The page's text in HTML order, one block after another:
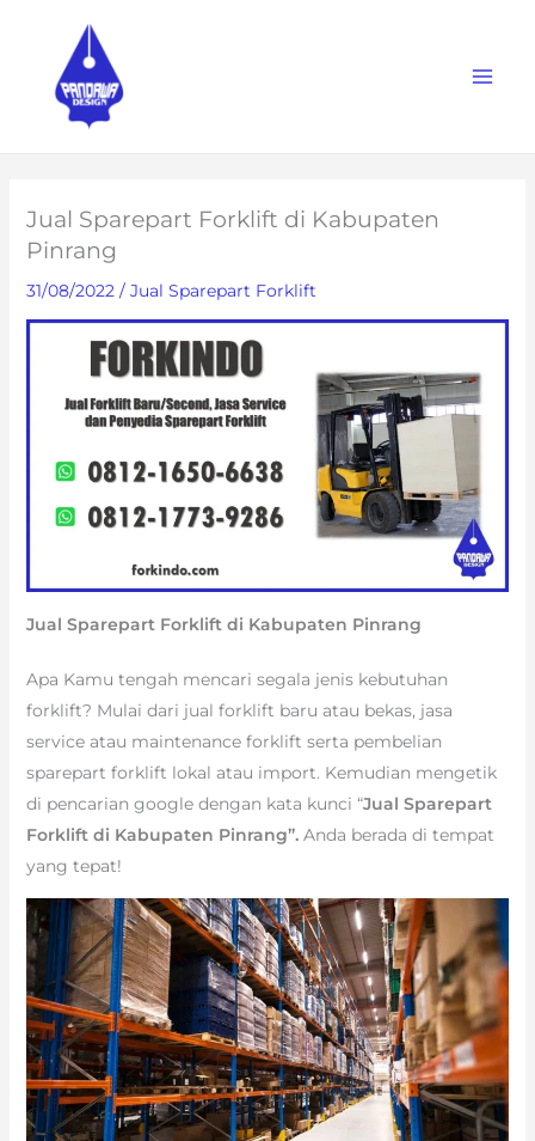
content
Jual Sparepart Forklift di Kabupaten
Pinrang
31/08/2022 / Jual Sparepart Forklift
Jual Sparepart Forklift di Kabupaten Pinrang
Apa Kamu tengah mencari segala jenis kebutuhan
forklift? Mulai dari jual forklift baru atau bekas, jasa
service atau maintenance forklift serta pembelian
sparepart forklift lokal atau import. Kemudian mengetik
di pencarian google dengan kata kunci “Jual Sparepart
Forklift di Kabupaten Pinrang”. Anda berada di tempat
yang tepat!